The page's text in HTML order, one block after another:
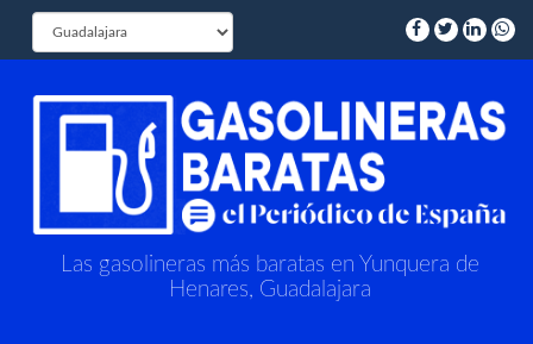
Las gasolineras más baratas en Yunquera de
Henares, Guadalajara